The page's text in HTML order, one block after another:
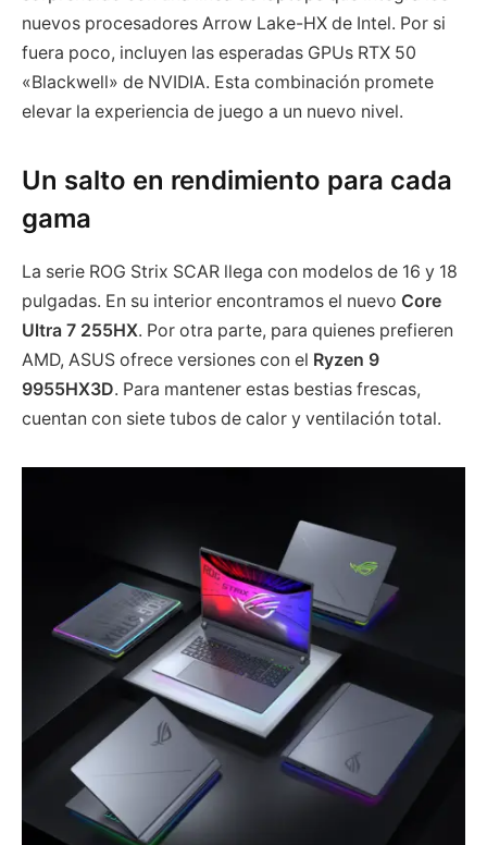
nuevos procesadores Arrow Lake-HX de Intel. Por si
fuera poco, incluyen las esperadas GPUs RTX 50
«Blackwell» de NVIDIA. Esta combinación promete
elevar la experiencia de juego a un nuevo nivel.
Un salto en rendimiento para cada
gama
La serie ROG Strix SCAR llega con modelos de 16 y 18
pulgadas. En su interior encontramos el nuevo Core
Ultra 7 255HX. Por otra parte, para quienes prefieren
AMD, ASUS ofrece versiones con el Ryzen 9
9955HX3D. Para mantener estas bestias frescas,
cuentan con siete tubos de calor y ventilación total.